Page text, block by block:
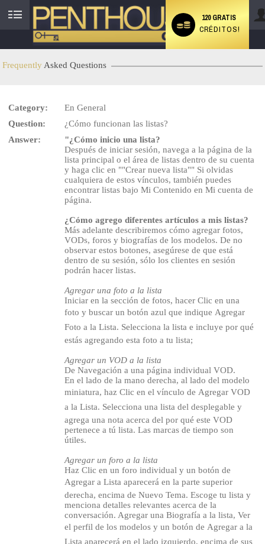
User
status
120 GRATIS
CRÉDITOS!
Frequently Asked Questions
Category:
En General
Question:
¿Cómo funcionan las listas?
Answer:
"¿Cómo inicio una lista?
Después de iniciar sesión, navega a la página de la
lista principal o el área de listas dentro de su cuenta
y haga clic en ""Crear nueva lista"" Si olvidas
cualquiera de estos vínculos, también puedes
encontrar listas bajo Mi Contenido en Mi cuenta de
página.
¿Cómo agrego diferentes artículos a mis listas?
Más adelante describiremos cómo agregar fotos,
VODs, foros y biografías de los modelos. De no
observar estos botones, asegúrese de que está
dentro de su sesión, sólo los clientes en sesión
podrán hacer listas.
Agregar una foto a la lista
Iniciar en la sección de fotos, hacer Clic en una
foto y buscar un botón azul que indique Agregar
Foto a la Lista. Selecciona la lista e incluye por qué
estás agregando esta foto a tu lista;
Agregar un VOD a la lista
De Navegación a una página individual VOD.
En el lado de la mano derecha, al lado del modelo
miniatura, haz Clic en el vínculo de Agregar VOD
a la Lista. Selecciona una lista del desplegable y
agrega una nota acerca del por qué este VOD
pertenece a tú lista. Las marcas de tiempo son
útiles.
Agregar un foro a la lista
Haz Clic en un foro individual y un botón de
Agregar a Lista aparecerá en la parte superior
derecha, encima de Nuevo Tema. Escoge tu lista y
menciona detalles relevantes acerca de la
conversación. Agregar una Biografía a la lista, Ver
el perfil de los modelos y un botón de Agregar a la
Lista aparecerá en el lado izquierdo, encima de sus
LIMITED TIME OFFER!